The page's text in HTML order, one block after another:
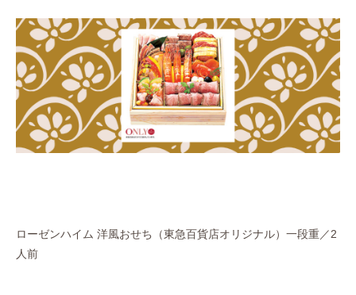
ローゼンハイム 洋風おせち（東急百貨店オリジナル）一段重／2
人前